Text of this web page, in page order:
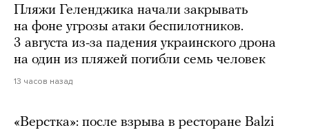
Пляжи Геленджика начали закрывать
на фоне угрозы атаки беспилотников.
3 августа из-за падения украинского дрона
на один из пляжей погибли семь человек
13 часов назад
«Верстка»: после взрыва в ресторане Balzi